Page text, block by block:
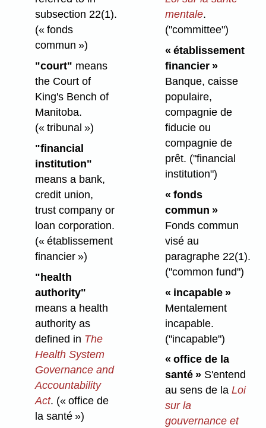
subsection 22(1).
(« fonds
commun »)
"court" means
the Court of
King's Bench of
Manitoba.
(« tribunal »)
"financial
institution"
means a bank,
credit union,
trust company or
loan corporation.
(« établissement
financier »)
"health
authority"
means a health
authority as
defined in The
Health System
Governance and
Accountability
Act. (« office de
la santé »)
mentale.
("committee")
« établissement
financier »
Banque, caisse
populaire,
compagnie de
fiducie ou
compagnie de
prêt. ("financial
institution")
« fonds
commun »
Fonds commun
visé au
paragraphe 22(1).
("common fund")
« incapable »
Mentalement
incapable.
("incapable")
« office de la
santé »S'entend
au sens de la Loi
sur la
gouvernance et